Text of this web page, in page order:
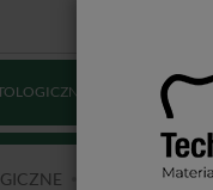
DEZYNFEKCJA
MATERIAŁY